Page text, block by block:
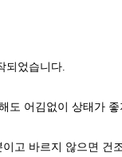
되었습니다.
도 어김없이 상태가
고 바르지 않으면 건